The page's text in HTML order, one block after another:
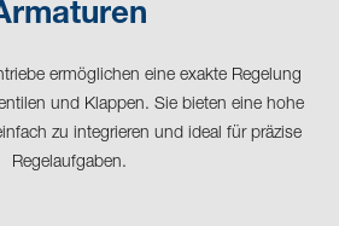
ermöglichen eine exakte Regelung
und Klappen. Sie bieten eine hohe
zu integrieren und ideal für präzise
Regelaufgaben.